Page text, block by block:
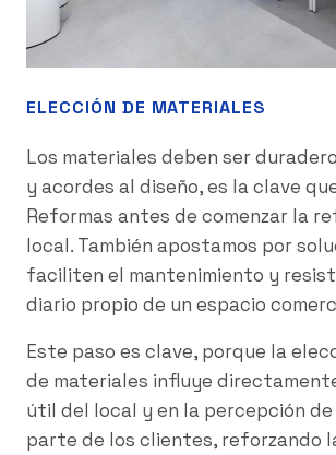
ELECCIÓN DE MATERIALES
Los materiales deben ser
y acordes al diseño, es la clave
Reformas antes de comenzar la
local. También apostamos por
faciliten el mantenimiento y
diario propio de un espacio
Este paso es clave, porque la
de materiales influye
útil del local y en la percepción
parte de los clientes, reforzando